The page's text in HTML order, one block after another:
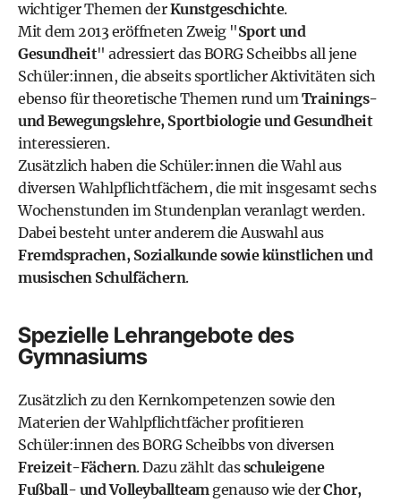
wichtiger Themen derKunstgeschichte.
Mit dem 2013 eröffneten Zweig "Sport und
Gesundheit" adressiert das BORG Scheibbs all jene
Schüler:innen, die abseits sportlicher Aktivitäten sich
ebenso für theoretische Themen rund umTrainings-
und Bewegungslehre, Sportbiologie und Gesundheit
interessieren.
Zusätzlich haben die Schüler:innen die Wahl aus
diversen Wahlpflichtfächern, die mit insgesamt sechs
Wochenstunden im Stundenplan veranlagt werden.
Dabei besteht unter anderem die Auswahl aus
Fremdsprachen, Sozialkunde sowie künstlichen und
musischen Schulfächern.
Spezielle Lehrangebote des
Gymnasiums
Zusätzlich zu den Kernkompetenzen sowie den
Materien der Wahlpflichtfächer profitieren
Schüler:innen des BORG Scheibbs von diversen
Freizeit-Fächern. Dazu zählt dasschuleigene
Fußball- und Volleyballteamgenauso wie derChor,